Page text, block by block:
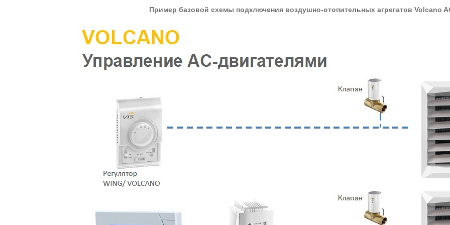
Пример базовой схемы подключения воздушно-отопительных агрегатов Volcano